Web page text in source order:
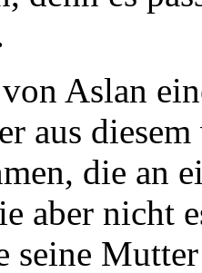
Aslan
aus
die an
aber nicht
seine